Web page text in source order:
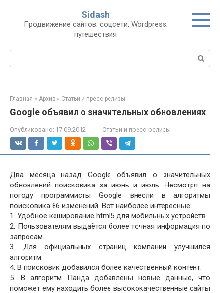
контенту
Sidash
Продвижение сайтов, соцсети, Wordpress,
путешествия
Главная » Архив » Статьи и пресс-релизы
Google объявил о значительных обновлениях
Опубликовано: 17.09.2012 Статьи и пресс-релизы
Два месяца назад Google объявил о значительных
обновлений поисковика за июнь и июль. Несмотря на
погоду программисты Google внесли в алгоритмы
поисковика 86 изменений. Вот наиболее интересные:
1. Удобное кеширование html5 для мобильных устройств
2. Пользователям выдаётся более точная информация по
запросам.
3. Для официальных страниц компании улучшился
алгоритм.
4. В поисковик добавился более качественный контент.
5. В алгоритм Панда добавлены новые данные, что
поможет ему находить более высококачественные сайты